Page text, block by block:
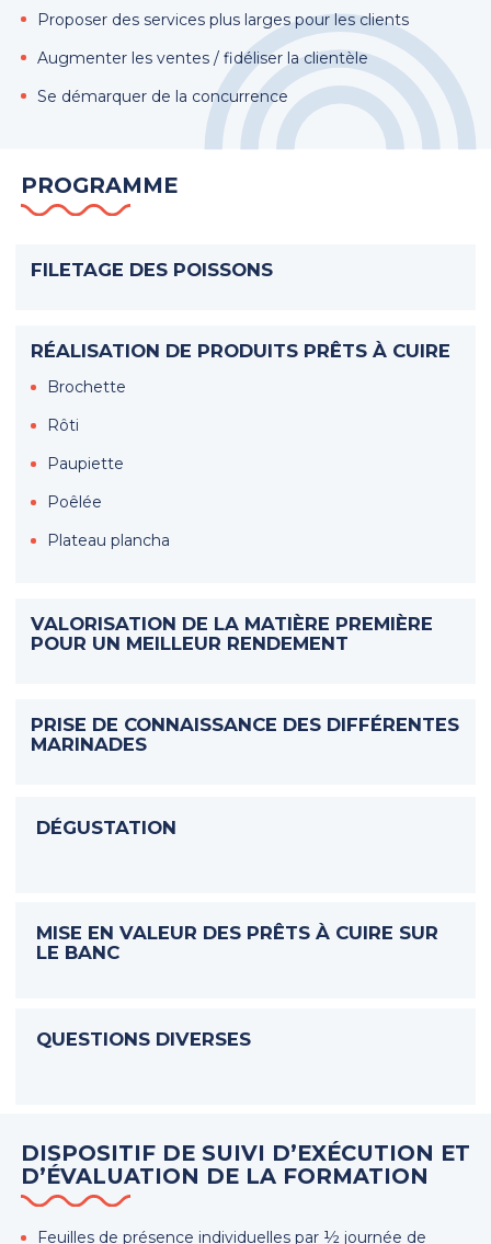
Proposer des services plus larges pour les clients
Augmenter les ventes / fidéliser la clientèle
Se démarquer de la concurrence
PROGRAMME
FILETAGE DES POISSONS
RÉALISATION DE PRODUITS PRÊTS À CUIRE
Brochette
Rôti
Paupiette
Poêlée
Plateau plancha
VALORISATION DE LA MATIÈRE PREMIÈRE
POUR UN MEILLEUR RENDEMENT
PRISE DE CONNAISSANCE DES DIFFÉRENTES
MARINADES
DÉGUSTATION
MISE EN VALEUR DES PRÊTS À CUIRE SUR
LE BANC
QUESTIONS DIVERSES
DISPOSITIF DE SUIVI D’EXÉCUTION ET
D’ÉVALUATION DE LA FORMATION
Feuilles de présence individuelles par ½ journée de